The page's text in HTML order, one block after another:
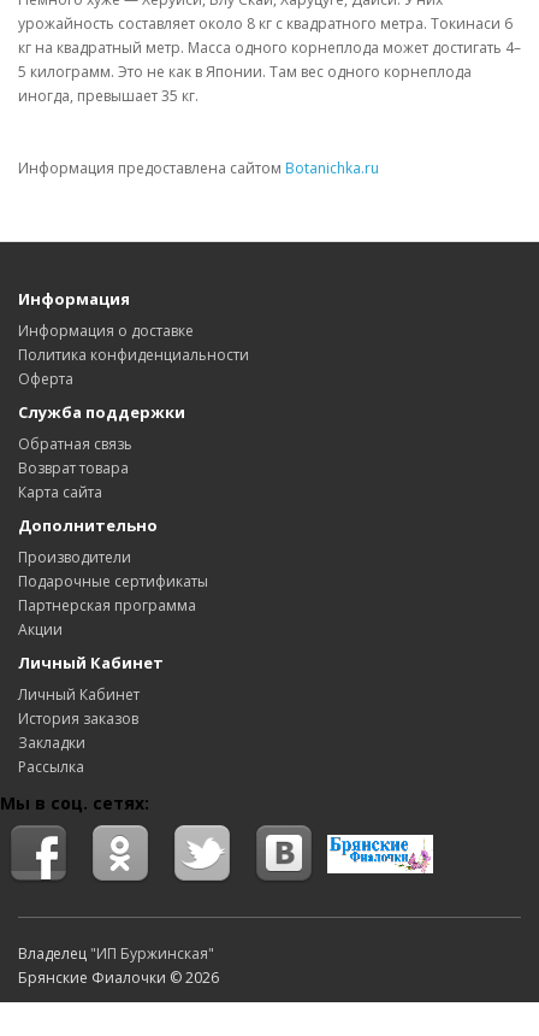
урожайность составляет около 8 кг с квадратного метра. Токинаси 6
кг на квадратный метр. Масса одного корнеплода может достигать 4–
5 килограмм. Это не как в Японии. Там вес одного корнеплода
иногда, превышает 35 кг.
Информация предоставлена сайтом Botanichka.ru
Информация
Информация о доставке
Политика конфиденциальности
Оферта
Служба поддержки
Обратная связь
Возврат товара
Карта сайта
Дополнительно
Производители
Подарочные сертификаты
Партнерская программа
Акции
Личный Кабинет
Личный Кабинет
История заказов
Закладки
Рассылка
Мы в соц. сетях:
Владелец "ИП Буржинская"
Брянские Фиалочки © 2026